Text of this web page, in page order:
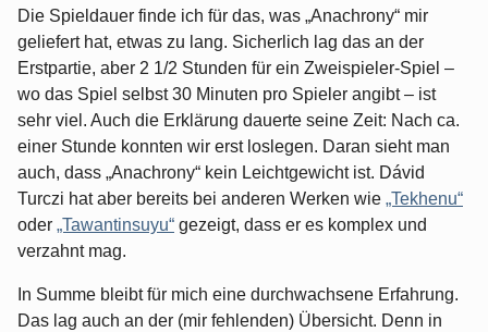
Die Spieldauer finde ich für das, was „Anachrony“ mir
geliefert hat, etwas zu lang. Sicherlich lag das an der
Erstpartie, aber 2 1/2 Stunden für ein Zweispieler-Spiel –
wo das Spiel selbst 30 Minuten pro Spieler angibt – ist
sehr viel. Auch die Erklärung dauerte seine Zeit: Nach ca.
einer Stunde konnten wir erst loslegen. Daran sieht man
auch, dass „Anachrony“ kein Leichtgewicht ist. Dávid
Turczi hat aber bereits bei anderen Werken wie „Tekhenu“
oder „Tawantinsuyu“ gezeigt, dass er es komplex und
verzahnt mag.
In Summe bleibt für mich eine durchwachsene Erfahrung.
Das lag auch an der (mir fehlenden) Übersicht. Denn in